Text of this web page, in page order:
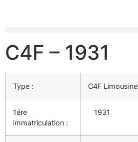
C4F – 1931
Type : C4F Limousine
1ére
immatriculation :
1931